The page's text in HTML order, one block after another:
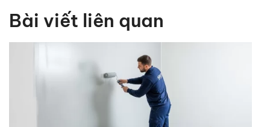
Bài viết liên quan